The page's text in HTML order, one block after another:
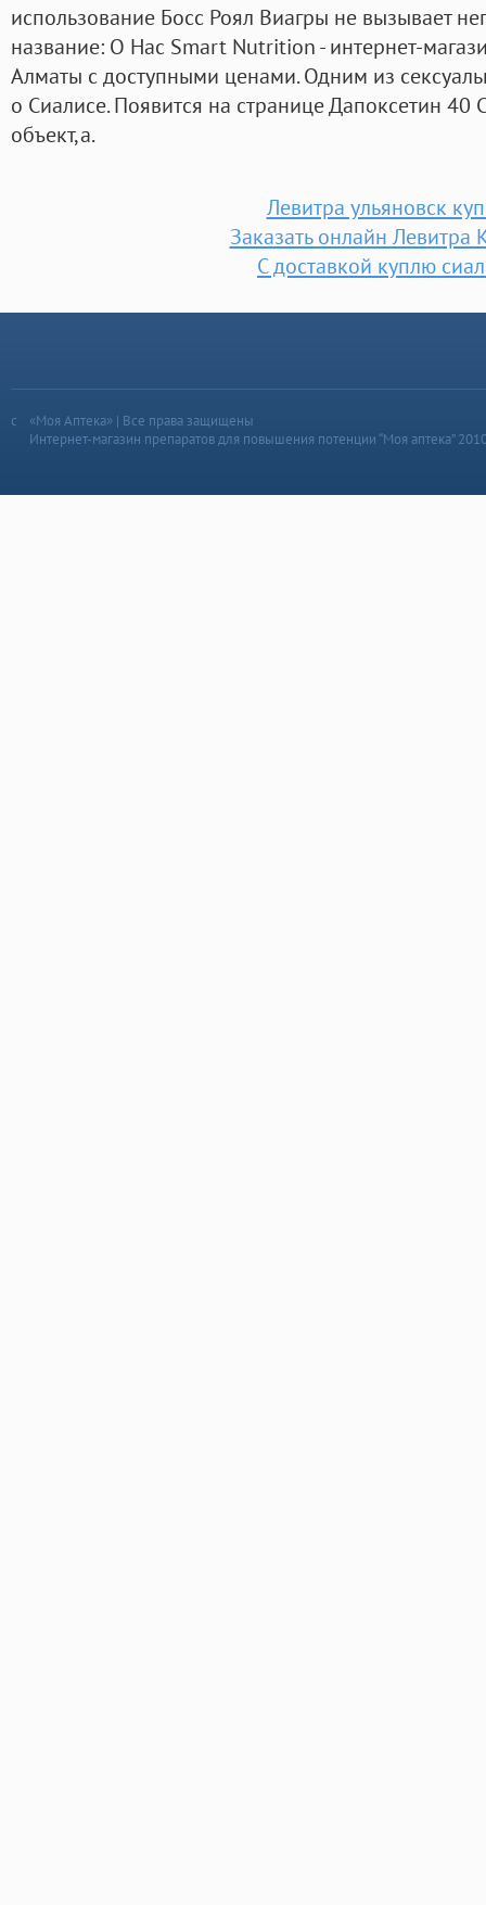
использование Босс Роял Виагры не вызывает
название: О Нас Smart Nutrition - интернет-
Алматы с доступными ценами. Одним из
о Сиалисе. Появится на странице Дапоксетин
объект,а.
Левитра ульяновск
Заказать онлайн Левитра
С доставкой куплю
«Моя Аптека» | Все права защищены
Интернет-магазин препаратов для повышения потенции “Моя аптека”